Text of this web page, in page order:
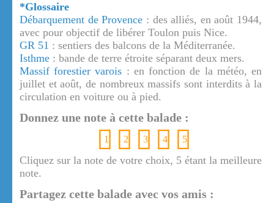
*Glossaire
Débarquement de Provence : des alliés, en août 1944,
avec pour objectif de libérer Toulon puis Nice.
GR 51 : sentiers des balcons de la Méditerranée.
Isthme : bande de terre étroite séparant deux mers.
Massif forestier varois : en fonction de la météo, en
juillet et août, de nombreux massifs sont interdits à la
circulation en voiture ou à pied.
Donnez une note à cette balade :
1 2 3 4 5
Cliquez sur la note de votre choix, 5 étant la meilleure
note.
Partagez cette balade avec vos amis :